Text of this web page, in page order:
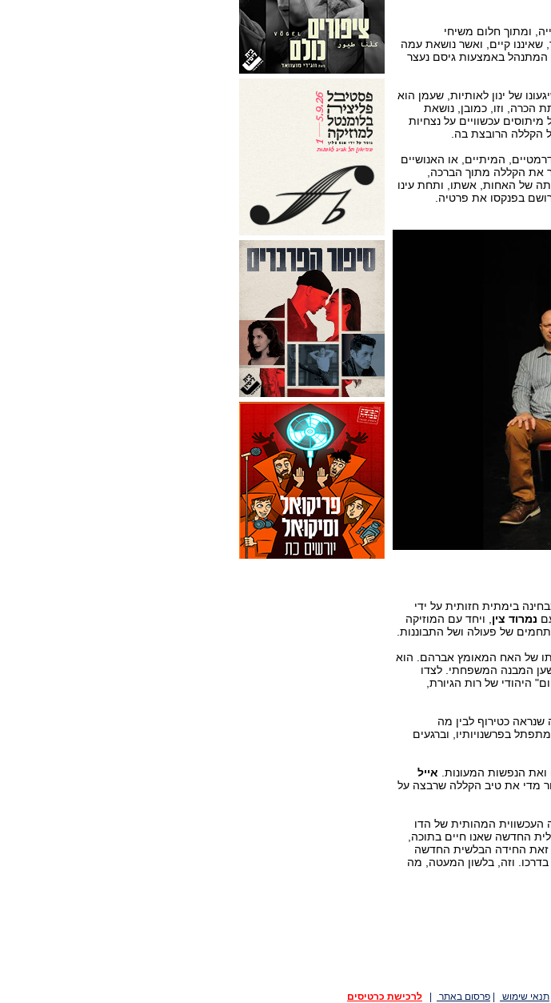
ומתוך חלום משיחי
שאיננו קיים, ואשר נושאת עמה
באמצעות גיסם נעצר
של ינון לאותיות, שעמן הוא
הכרה, וזו, כמובן, נושאת
עכשוויים על נצחיות
הקללה הרובצת בה.
המיתיים, או האנושיים
את הקללה מתוך הברכה,
של האחות, אשתו, ותחת עינו
בפנקסו את פרטיה.
בימתית חזותית על ידי
נמרוד צין , ויחד עם המוזיקה
של פעולה ושל התבוננות.
של האח המאומץ אברהם. הוא
המבנה המשפחתי. לצדו
היהודי של רות הגיורת,
שנראה כטירוף לבין מה
בפרשנויותיו, וברגעים
ואת הנפשות המעונות. אייל
מדי את טיב הקללה שרבצה על
העכשווית המהותית של הדו
החדשה שאנו חיים בתוכה,
זאת החידה הבלשית החדשה
בדרכו. וזה, בלשון המעטה, מה
תנאי שימוש פרסום באתר לרכישת כרטיסים